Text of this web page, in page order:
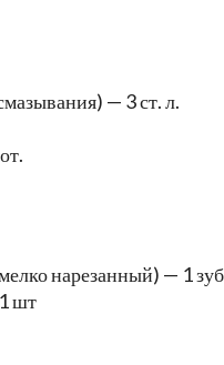
— 3 ст. л.
нарезанный) — 1
шт